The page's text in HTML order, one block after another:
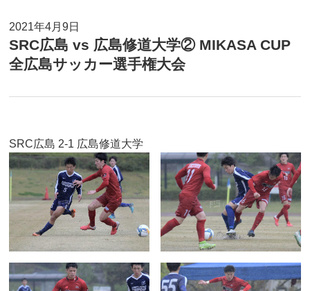
2021年4月9日
SRC広島 vs 広島修道大学② MIKASA CUP
全広島サッカー選手権大会
SRC広島 2-1 広島修道大学